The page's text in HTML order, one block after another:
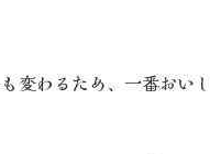
変わるため、一番おい